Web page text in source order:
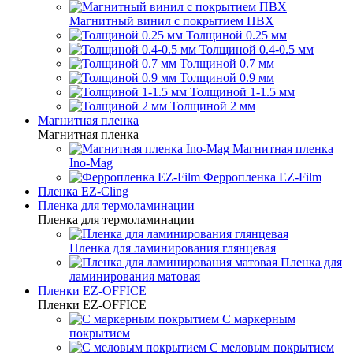
Магнитный винил с покрытием ПВХ
Толщиной 0.25 мм
Толщиной 0.4-0.5 мм
Толщиной 0.7 мм
Толщиной 0.9 мм
Толщиной 1-1.5 мм
Толщиной 2 мм
Магнитная пленка
Магнитная пленка
Магнитная пленка
Ino-Mag
Ферропленка EZ-Film
Пленка EZ-Cling
Пленка для термоламинации
Пленка для термоламинации
Пленка для ламинирования глянцевая
Пленка для
ламинирования матовая
Пленки EZ-OFFICE
Пленки EZ-OFFICE
С маркерным
покрытием
С меловым покрытием